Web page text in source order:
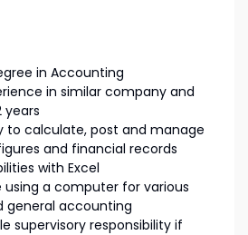
in Accounting
in similar company and
years
to calculate, post and manage
and financial records
with Excel
a computer for various
general accounting
supervisory responsibility if